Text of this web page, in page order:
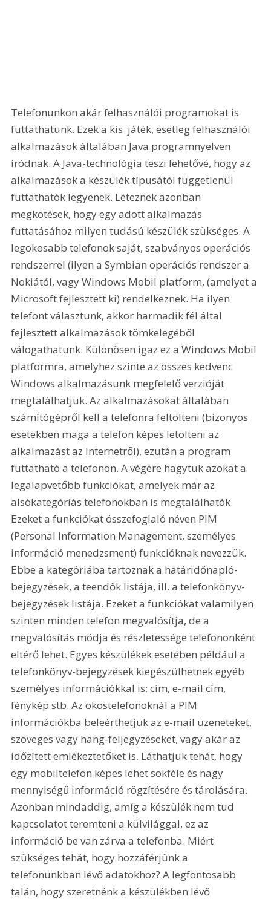
Telefonunkon akár felhasználói programokat is
futtathatunk. Ezek a kis  játék, esetleg felhasználói 
alkalmazások általában Java programnyelven
íródnak. A Java-technológia teszi lehetővé, hogy az
alkalmazások a készülék típusától függetlenül
futtathatók legyenek. Léteznek azonban
megkötések, hogy egy adott alkalmazás
futtatásához milyen tudású készülék szükséges. A
legokosabb telefonok saját, szabványos operációs
rendszerrel (ilyen a Symbian operációs rendszer a
Nokiától, vagy Windows Mobil platform, (amelyet a
Microsoft fejlesztett ki) rendelkeznek. Ha ilyen
telefont választunk, akkor harmadik fél által
fejlesztett alkalmazások tömkelegéből
válogathatunk. Különösen igaz ez a Windows Mobil
platformra, amelyhez szinte az összes kedvenc
Windows alkalmazásunk megfelelő verzióját
megtalálhatjuk. Az alkalmazásokat általában
számítógépről kell a telefonra feltölteni (bizonyos
esetekben maga a telefon képes letölteni az
alkalmazást az Internetről), ezután a program
futtatható a telefonon. A végére hagytuk azokat a
legalapvetőbb funkciókat, amelyek már az
alsókategóriás telefonokban is megtalálhatók.
Ezeket a funkciókat összefoglaló néven PIM
(Personal Information Management, személyes
információ menedzsment) funkcióknak nevezzük.
Ebbe a kategóriába tartoznak a határidőnapló-
bejegyzések, a teendők listája, ill. a telefonkönyv-
bejegyzések listája. Ezeket a funkciókat valamilyen
szinten minden telefon megvalósítja, de a
megvalósítás módja és részletessége telefononként
eltérő lehet. Egyes készülékek esetében például a
telefonkönyv-bejegyzések kiegészülhetnek egyéb
személyes információkkal is: cím, e-mail cím,
fénykép stb. Az okostelefonoknál a PIM
információkba beleérthetjük az e-mail üzeneteket,
szöveges vagy hang-feljegyzéseket, vagy akár az
időzített emlékeztetőket is. Láthatjuk tehát, hogy
egy mobiltelefon képes lehet sokféle és nagy
mennyiségű információ rögzítésére és tárolására.
Azonban mindaddig, amíg a készülék nem tud
kapcsolatot teremteni a külvilággal, ez az
információ be van zárva a telefonba. Miért
szükséges tehát, hogy hozzáférjünk a
telefonunkban lévő adatokhoz? A legfontosabb
talán, hogy szeretnénk a készülékben lévő